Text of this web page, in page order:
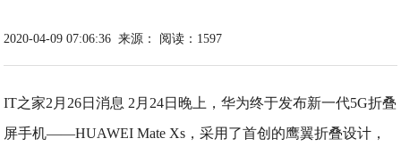
2020-04-09 07:06:36 来源： 阅读：1597
IT之家2月26日消息 2月24日晚上，华为终于发布新一代5G折叠
屏手机——HUAWEI Mate Xs，采用了首创的鹰翼折叠设计，